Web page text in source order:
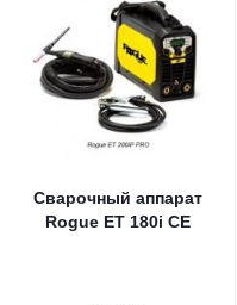
Сварочный аппарат
Rogue ET 180i CE